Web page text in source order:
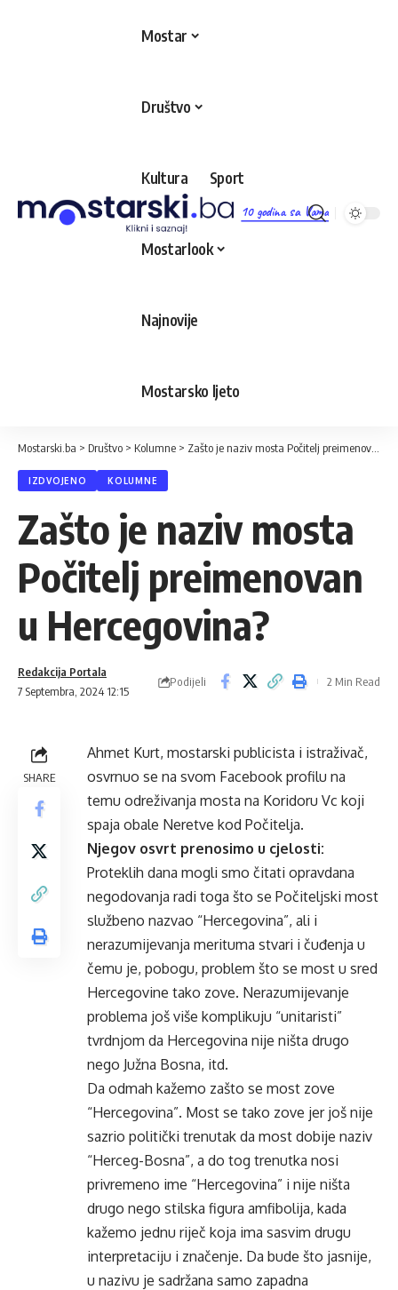
10 godina sa Vama
Mostar
Društvo
Kultura Sport
Mostarlook
Najnovije
Mostarsko ljeto
Mostarski.ba > Društvo > Kolumne > Zašto je naziv mosta Počitelj preimenovan u Hercegovina?
IZDVOJENO KOLUMNE
Zašto je naziv mosta
Počitelj preimenovan
u Hercegovina?
7 Septembra, 2024 12:15
Redakcija Portala
Podijeli 2 Min Read
SHARE
Ahmet Kurt, mostarski publicista i istraživač,
osvrnuo se na svom Facebook profilu na
temu odreživanja mosta na Koridoru Vc koji
spaja obale Neretve kod Počitelja.
Njegov osvrt prenosimo u cjelosti:
Proteklih dana mogli smo čitati opravdana
negodovanja radi toga što se Počiteljski most
službeno nazvao “Hercegovina”, ali i
nerazumijevanja merituma stvari i čuđenja u
čemu je, pobogu, problem što se most u sred
Hercegovine tako zove. Nerazumijevanje
problema još više komplikuju “unitaristi”
tvrdnjom da Hercegovina nije ništa drugo
nego Južna Bosna, itd.
Da odmah kažemo zašto se most zove
“Hercegovina”. Most se tako zove jer još nije
sazrio politički trenutak da most dobije naziv
“Herceg-Bosna”, a do tog trenutka nosi
privremeno ime “Hercegovina” i nije ništa
drugo nego stilska figura amfibolija, kada
kažemo jednu riječ koja ima sasvim drugu
interpretaciju i značenje. Da bude što jasnije,
u nazivu je sadržana samo zapadna